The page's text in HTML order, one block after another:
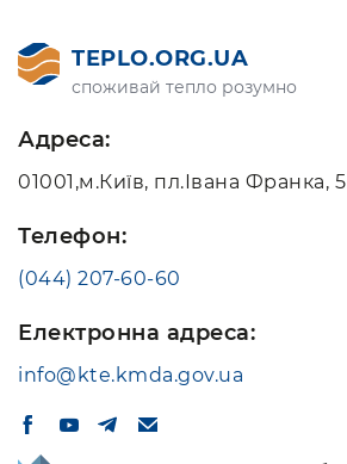
TEPLO.ORG.UA
споживай тепло розумно
Адреса:
01001,м.Київ, пл.Івана Франка, 5
Телефон:
(044) 207-60-60
Електронна адреса:
info@kte.kmda.gov.ua